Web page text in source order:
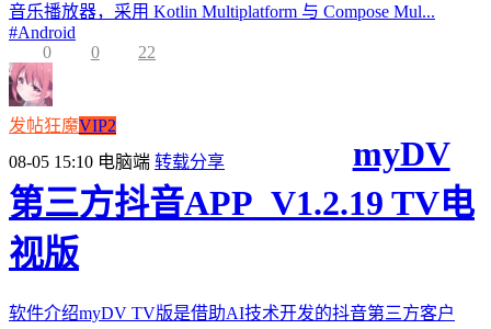
音乐播放器，采用 Kotlin Multiplatform 与 Compose Mul...
#Android
0
0 22
发帖狂魔VIP2
08-05 15:10 电脑端 转载分享
myDV
第三方抖音APP_V1.2.19 TV电
视版
软件介绍myDV TV版是借助AI技术开发的抖音第三方客户